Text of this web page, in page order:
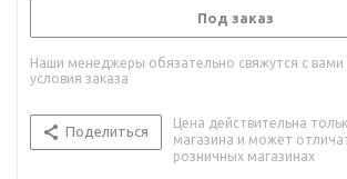
Под заказ
Наши менеджеры обязательно свяжутся с вами
условия заказа
Поделиться
Цена действительна
магазина и может
розничных магазинах